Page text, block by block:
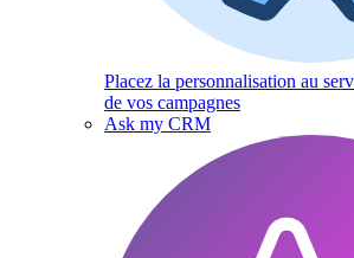
Placez la personnalisation au
de vos campagnes
Ask my CRM